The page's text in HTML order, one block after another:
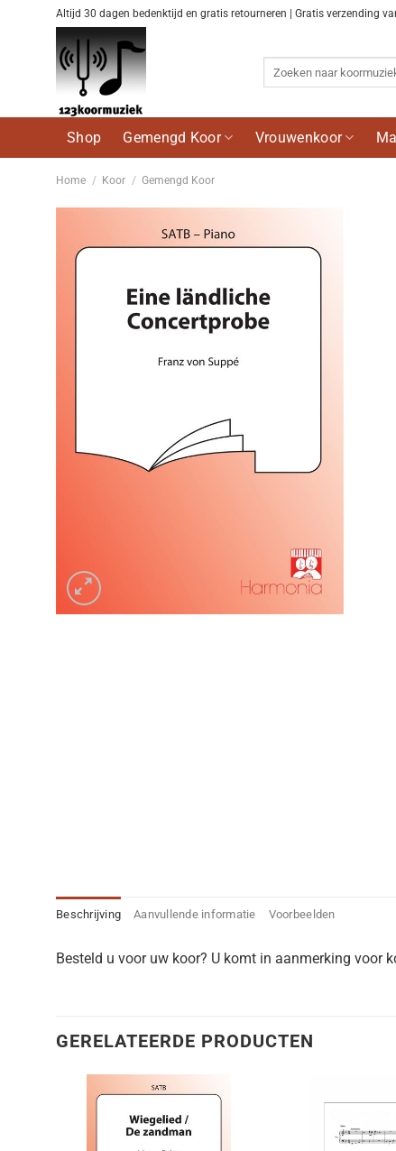
Altijd 30 dagen bedenktijd en gratis retourneren | Gratis verzending
Shop Gemengd Koor Vrouwenkoor
Home / Koor / Gemengd Koor
Beschrijving Aanvullende informatie Voorbeelden
Besteld u voor uw koor? U komt in aanmerking voor
GERELATEERDE PRODUCTEN